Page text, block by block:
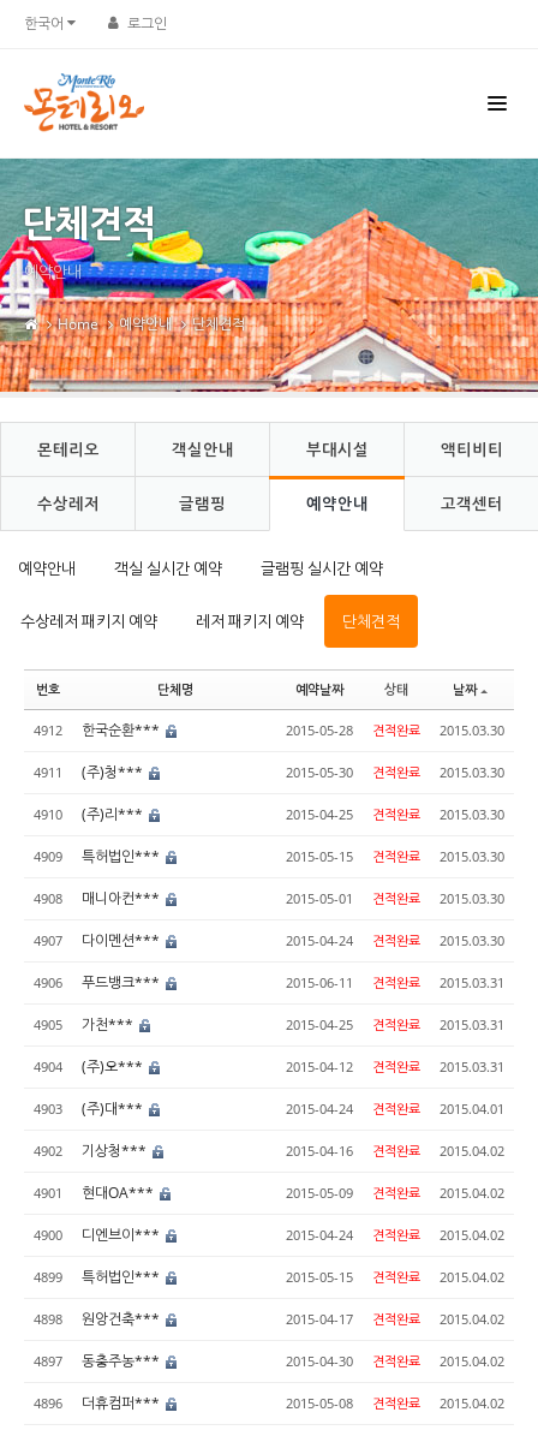
한국어 로그인
단체견적
예약안내
Home 예약안내 단체견적
몬테리오 객실안내 부대시설 액티비티
수상레저 글램핑 예약안내 고객센터
예약안내 객실 실시간 예약 글램핑 실시간 예약
수상레저 패키지 예약 레저 패키지 예약 단체견적
번호 단체명 예약날짜 상태 날짜
4912 한국순환*** 2015-05-28 견적완료 2015.03.30
4911 (주)청*** 2015-05-30 견적완료 2015.03.30
4910 (주)리*** 2015-04-25 견적완료 2015.03.30
4909 특허법인*** 2015-05-15 견적완료 2015.03.30
4908 매니아컨*** 2015-05-01 견적완료 2015.03.30
4907 다이멘션*** 2015-04-24 견적완료 2015.03.30
4906 푸드뱅크*** 2015-06-11 견적완료 2015.03.31
4905 가천*** 2015-04-25 견적완료 2015.03.31
4904 (주)오*** 2015-04-12 견적완료 2015.03.31
4903 (주)대*** 2015-04-24 견적완료 2015.04.01
4902 기상청*** 2015-04-16 견적완료 2015.04.02
4901 현대OA*** 2015-05-09 견적완료 2015.04.02
4900 디엔브이*** 2015-04-24 견적완료 2015.04.02
4899 특허법인*** 2015-05-15 견적완료 2015.04.02
4898 원앙건축*** 2015-04-17 견적완료 2015.04.02
4897 동충주농*** 2015-04-30 견적완료 2015.04.02
4896 더휴컴퍼*** 2015-05-08 견적완료 2015.04.02
Sketchbook5, 스케치북5